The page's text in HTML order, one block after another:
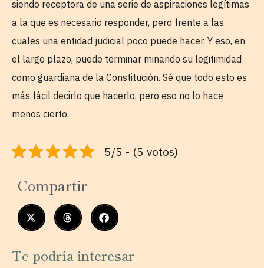
siendo receptora de una serie de aspiraciones legítimas
a la que es necesario responder, pero frente a las
cuales una entidad judicial poco puede hacer. Y eso, en
el largo plazo, puede terminar minando su legitimidad
como guardiana de la Constitución. Sé que todo esto es
más fácil decirlo que hacerlo, pero eso no lo hace
menos cierto.
5/5 - (5 votos)
Compartir
Te podría interesar